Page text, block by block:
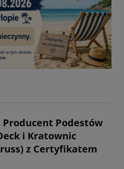
Producent Podestów
i Kratownic
z Certyfikatem